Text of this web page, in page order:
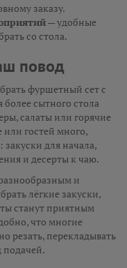
заказу.
— удобные
со стола.
повод
фуршетный сет с
сытного стола
салаты или горячие
гостей много,
для начала,
и десерты к чаю.
и
лёгкие закуски,
станут приятным
что многие
резать, перекладывать
подачей.